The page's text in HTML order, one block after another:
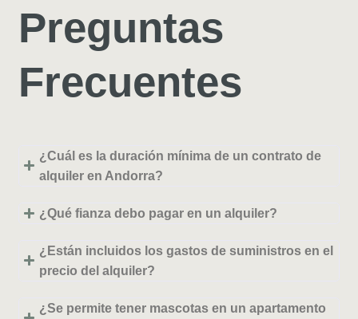
Preguntas
Frecuentes
¿Cuál es la duración mínima de un contrato de
alquiler en Andorra?
¿Qué fianza debo pagar en un alquiler?
¿Están incluidos los gastos de suministros en el
precio del alquiler?
¿Se permite tener mascotas en un apartamento